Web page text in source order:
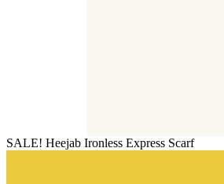
SALE! Heejab Ironless Express Scarf